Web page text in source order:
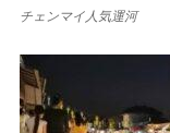
チェンマイ人気運河